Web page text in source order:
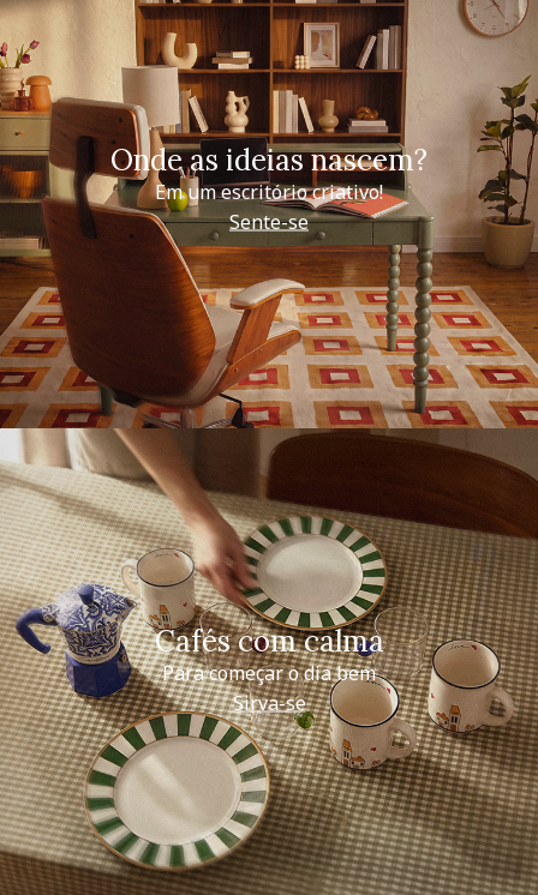
Onde as ideias nascem?
Em um escritório criativo!
Sente-se
Cafés com calma
Para começar o dia bem
Sirva-se